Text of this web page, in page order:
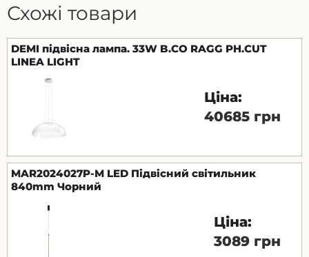
Схожі товари
DEMI підвісна лампа. 33W B.CO RAGG PH.CUT
LINEA LIGHT
Ціна:
40685 грн
MAR2024027P-M LED Підвісний світильник
840mm Чорний
Ціна:
3089 грн